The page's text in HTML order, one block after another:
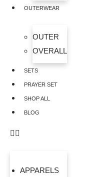
OUTERWEAR
OUTER
OVERALL
SETS
PRAYER SET
SHOP ALL
BLOG
APPARELS